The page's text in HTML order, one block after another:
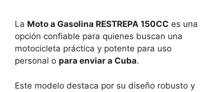
La Moto a Gasolina RESTREPA 150CC es una
opción confiable para quienes buscan una
motocicleta práctica y potente para uso
personal o para enviar a Cuba.
Este modelo destaca por su diseño robusto y